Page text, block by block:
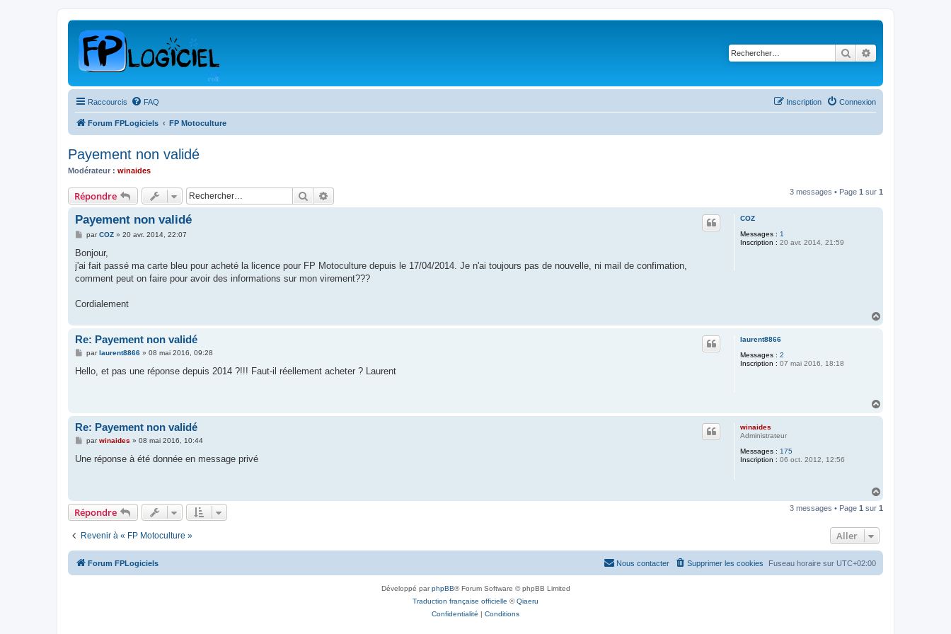
Rechercher
Raccourcis FAQ Connexion
Inscription
Forum FPLogiciels FP Motoculture
Payement non validé
Modérateur : winaides
Répondre Rechercher 3 messages • Page 1 sur 1
COZ
Messages : 1
Inscription : 20 avr. 2014, 21:59
Payement non validé
M
s
a
g
parCOZ» 20 avr. 2014, 22:07
Bonjour,
j'ai fait passé ma carte bleu pour acheté la licence pour FP Motoculture depuis le 17/04/2014. Je n'ai toujours pas de nouvelle, ni mail de confimation,
comment peut on faire pour avoir des informations sur mon virement???
Cordialement
laurent8866
Messages : 2
Inscription : 07 mai 2016, 18:18
Re: Payement non validé
M
s
parlaurent8866» 08 mai 2016, 09:28
Hello, et pas une réponse depuis 2014 ?!!! Faut-il réellement acheter ? Laurent
winaides
Administrateur
Messages : 175
Inscription : 06 oct. 2012, 12:56
Re: Payement non validé
M
s
parwinaides » 08 mai 2016, 10:44
Une réponse à été donnée en message privé
u
Répondre 3 messages • Page 1 sur 1
Revenir à « FP Motoculture » Aller
Forum FPLogiciels Fuseau horaire sur UTC+02:00
Supprimer les cookies
Nous contacter
Développé parphpBB® Forum Software © phpBB Limited
Traduction française officielle ©Qiaeru
Confidentialité | Conditions